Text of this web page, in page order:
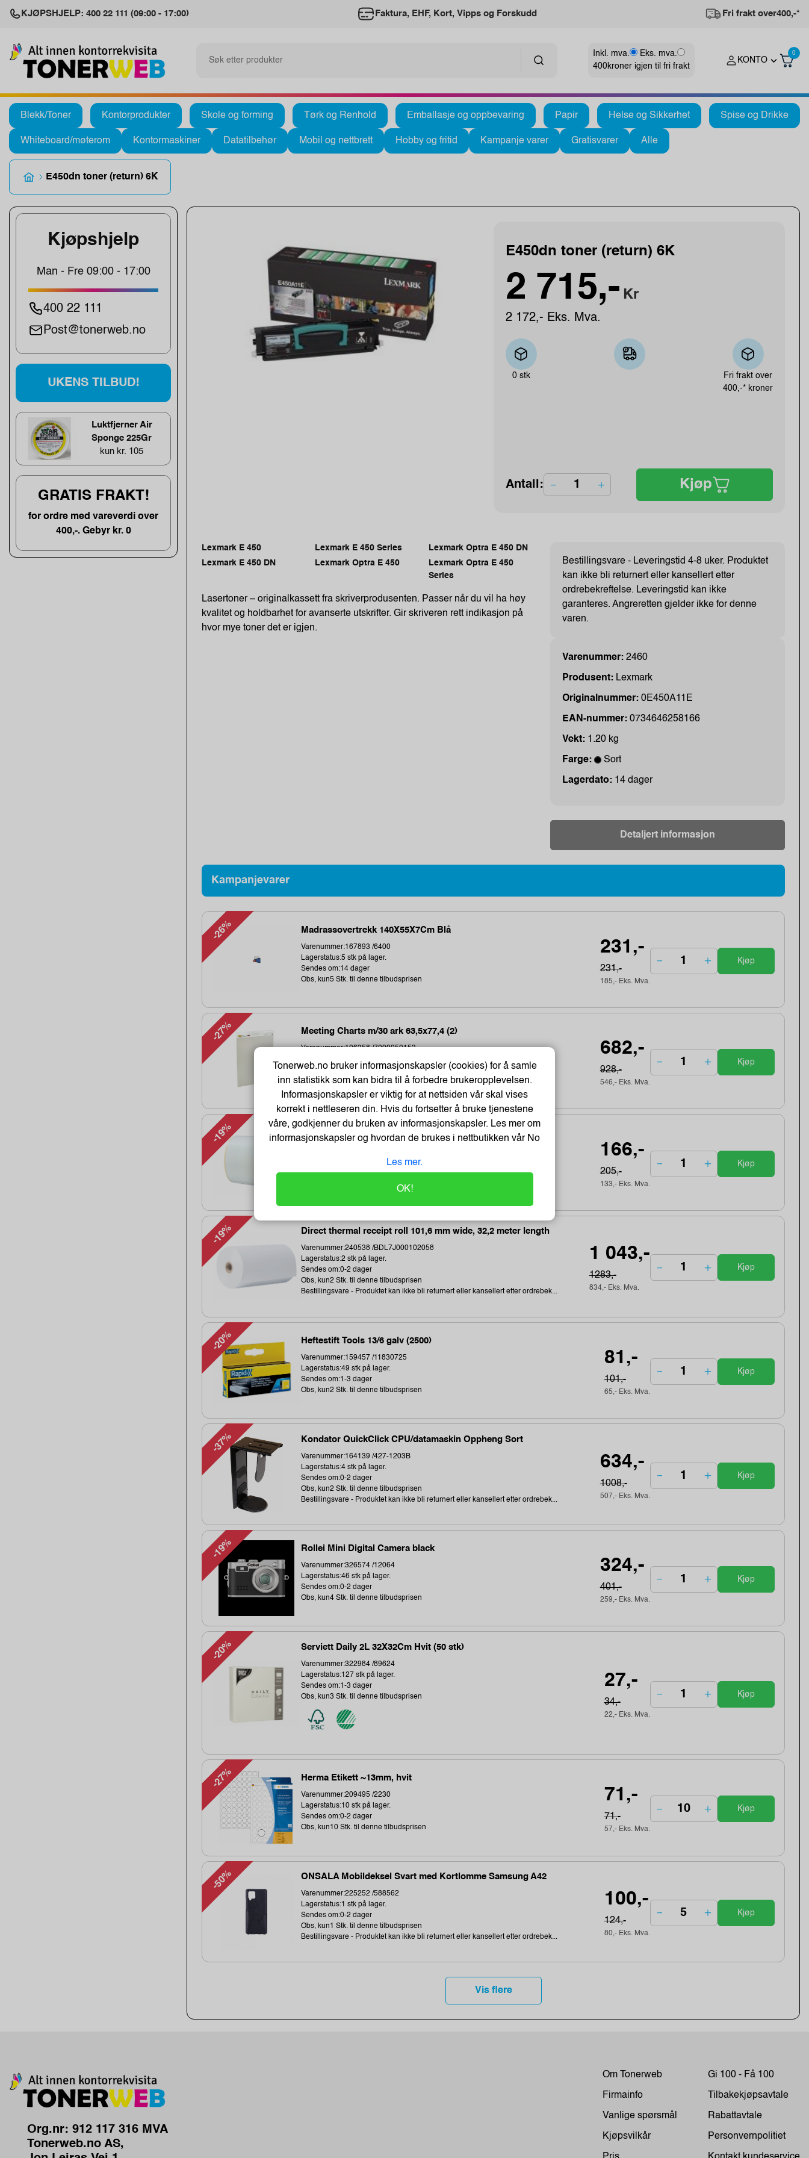
KJØPSHJELP: 400 22 111 (09:00 - 17:00) Faktura, EHF, Kort, Vipps og Forskudd Fri frakt over400,-*
Inkl. mva.
Eks. mva.
400kroner igjen til fri frakt
KONTO
0
Blekk/Toner Kontorprodukter Skole og forming Tørk og Renhold Emballasje og oppbevaring Papir Helse og Sikkerhet Spise og Drikke
Whiteboard/møterom Kontormaskiner Datatilbehør Mobil og nettbrett Hobby og fritid Kampanje varer Gratisvarer Alle
E450dn toner (return) 6K
Kjøpshjelp
Man - Fre 09:00 - 17:00
400 22 111
Post@tonerweb.no
UKENS TILBUD!
Luktfjerner Air
Sponge 225Gr
kun kr. 105
GRATIS FRAKT!
for ordre med vareverdi over
400,-. Gebyr kr. 0
E450dn toner (return) 6K
2 715,- Kr
2 172,- Eks. Mva.
0 stk
Fri frakt over
400,-* kroner
Antall: Kjøp
Lexmark E 450
Lexmark E 450 DN
Lexmark E 450 Series
Lexmark Optra E 450
Lexmark Optra E 450 DN
Lexmark Optra E 450
Series
Lasertoner – originalkassett fra skriverprodusenten. Passer når du vil ha høy
kvalitet og holdbarhet for avanserte utskrifter. Gir skriveren rett indikasjon på
hvor mye toner det er igjen.
Bestillingsvare - Leveringstid 4-8 uker. Produktet
kan ikke bli returnert eller kansellert etter
ordrebekreftelse. Leveringstid kan ikke
garanteres. Angreretten gjelder ikke for denne
varen.
Varenummer:2460
Produsent: Lexmark
Originalnummer:0E450A11E
EAN-nummer:0734646258166
Vekt: 1.20 kg
Farge: Sort
Lagerdato: 14 dager
Detaljert informasjon
Kampanjevarer
-26% Madrassovertrekk 140X55X7Cm Blå
Varenummer:167893 /6400
Lagerstatus:5 stk på lager.
Sendes om:14 dager
Obs, kun5 Stk. til denne tilbudsprisen
231,-
231,-
185,- Eks. Mva.
Kjøp
-27% Meeting Charts m/30 ark 63,5x77,4 (2)
Varenummer:106358 /7000050153
Sendes om:0-2 dager
Obs, kun3 Stk. til denne tilbudsprisen
682,-
928,-
546,- Eks. Mva.
Kjøp
-19% Termoetikett 102X192Mm Ø76Mm (350 stk)
Lagerstatus:673 stk på lager.
Sendes om:1-3 dager
166,-
205,-
133,- Eks. Mva.
Kjøp
-19% Direct thermal receipt roll 101,6 mm wide, 32,2 meter length
Varenummer:240538 /BDL7J000102058
Lagerstatus:2 stk på lager.
Sendes om:0-2 dager
Obs, kun2 Stk. til denne tilbudsprisen
Bestillingsvare - Produktet kan ikke bli returnert eller kansellert etter ordrebek...
1 043,-
1283,-
834,- Eks. Mva.
Kjøp
-20% Heftestift Tools 13/6 galv (2500)
Varenummer:159457 /11830725
Lagerstatus:49 stk på lager.
Sendes om:1-3 dager
Obs, kun2 Stk. til denne tilbudsprisen
81,-
101,-
65,- Eks. Mva.
Kjøp
-37% Kondator QuickClick CPU/datamaskin Oppheng Sort
Varenummer:164139 /427-1203B
Lagerstatus:4 stk på lager.
Sendes om:0-2 dager
Obs, kun2 Stk. til denne tilbudsprisen
Bestillingsvare - Produktet kan ikke bli returnert eller kansellert etter ordrebek...
634,-
1008,-
507,- Eks. Mva.
Kjøp
-19% Rollei Mini Digital Camera black
Varenummer:326574 /12064
Lagerstatus:46 stk på lager.
Sendes om:0-2 dager
Obs, kun4 Stk. til denne tilbudsprisen
324,-
401,-
259,- Eks. Mva.
Kjøp
-20% Serviett Daily 2L 32X32Cm Hvit (50 stk)
Varenummer:322984 /89624
Lagerstatus:127 stk på lager.
Sendes om:1-3 dager
Obs, kun3 Stk. til denne tilbudsprisen
27,-
34,-
22,- Eks. Mva.
Kjøp
-27% Herma Etikett ~13mm, hvit
Varenummer:209495 /2230
Lagerstatus:10 stk på lager.
Sendes om:0-2 dager
Obs, kun10 Stk. til denne tilbudsprisen
71,-
71,-
57,- Eks. Mva.
Kjøp
-50% ONSALA Mobildeksel Svart med Kortlomme Samsung A42
Varenummer:225252 /588562
Lagerstatus:1 stk på lager.
Sendes om:0-2 dager
Obs, kun1 Stk. til denne tilbudsprisen
Bestillingsvare - Produktet kan ikke bli returnert eller kansellert etter ordrebek...
100,-
124,-
80,- Eks. Mva.
Kjøp
Vis flere
Org.nr: 912 117 316 MVA
Tonerweb.no AS,
Om Tonerweb
Firmainfo
Vanlige spørsmål
Kjøpsvilkår
Gi 100 - Få 100
Tilbakekjøpsavtale
Rabattavtale
Personvernpolitiet
Tonerweb.no bruker informasjonskapsler (cookies) for å samle
inn statistikk som kan bidra til å forbedre brukeropplevelsen.
Informasjonskapsler er viktig for at nettsiden vår skal vises
korrekt i nettleseren din. Hvis du fortsetter å bruke tjenestene
våre, godkjenner du bruken av informasjonskapsler. Les mer om
informasjonskapsler og hvordan de brukes i nettbutikken vårNo
Les mer.
OK!